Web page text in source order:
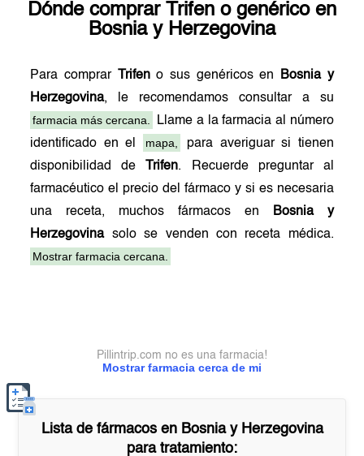
Dónde comprar Trifen o genérico en
Bosnia y Herzegovina
Para comprar Trifeno sus genéricos en
Bosnia y
Herzegovina, le recomendamos consultar a su
farmacia más cercana.
Llame a la farmacia al número
identificado en el
mapa,
para averiguar si tienen
disponibilidad de
Trifen. Recuerde preguntar al
farmacéutico el precio del fármaco y si es necesaria
una receta, muchos fármacos en
Bosnia y
Herzegovinasolo se venden con receta médica.
Mostrar farmacia cercana.
Mostrar farmacia cerca de mi
Pillintrip.com no es una farmacia!
Lista de fármacos en Bosnia y Herzegovina
para tratamiento: